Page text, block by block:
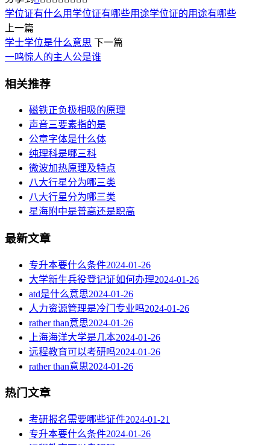
学位证有什么用 学位证有哪些用途学位证的用途有哪些
上一篇
学士学位是什么意思 下一篇
一鸣惊人的主人公是谁
相关推荐
磁铁正负极相吸的原理
声音三要素指的是
公章字体是什么体
纯理科是哪三科
微波加热原理及特点
八大行星分为哪三类
八大行星分为哪三类
星海附中是普高还是职高
最新文章
专升本要什么条件2024-01-26
大学新生兵役登记证如何办理2024-01-26
atd是什么意思2024-01-26
人力资源管理是冷门专业吗2024-01-26
rather than意思2024-01-26
上海海洋大学是几本2024-01-26
远程教育可以考研吗2024-01-26
rather than意思2024-01-26
热门文章
考研报名需要哪些证件2024-01-21
专升本要什么条件2024-01-26